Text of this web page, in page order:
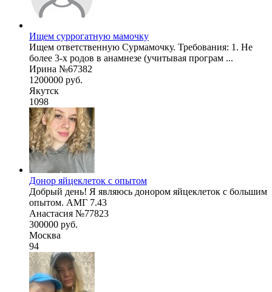
Ищем суррогатную мамочку
Ищем ответственную Сурмамочку. Требования: 1. Нe
более 3-х родов в анамнезе (учитывая програм ...
Ирина №67382
1200000 руб.
Якутск
1098
Донор яйцеклеток с опытом
Добрый день! Я являюсь донором яйцеклеток с большим
опытом. АМГ 7.43
Анастасия №77823
300000 руб.
Москва
94